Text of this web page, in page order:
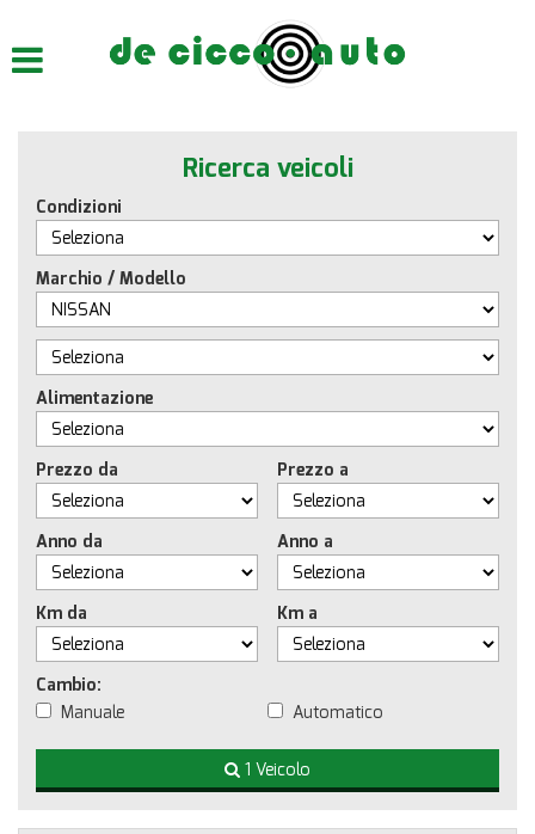
ACQUISTIAMO USATO
ASSISTENZA
CONTATTI
Ricerca veicoli
Condizioni
Marchio / Modello
Alimentazione
Prezzo da Prezzo a
Anno da Anno a
Km da Km a
Cambio:
Manuale
Automatico
1 Veicolo